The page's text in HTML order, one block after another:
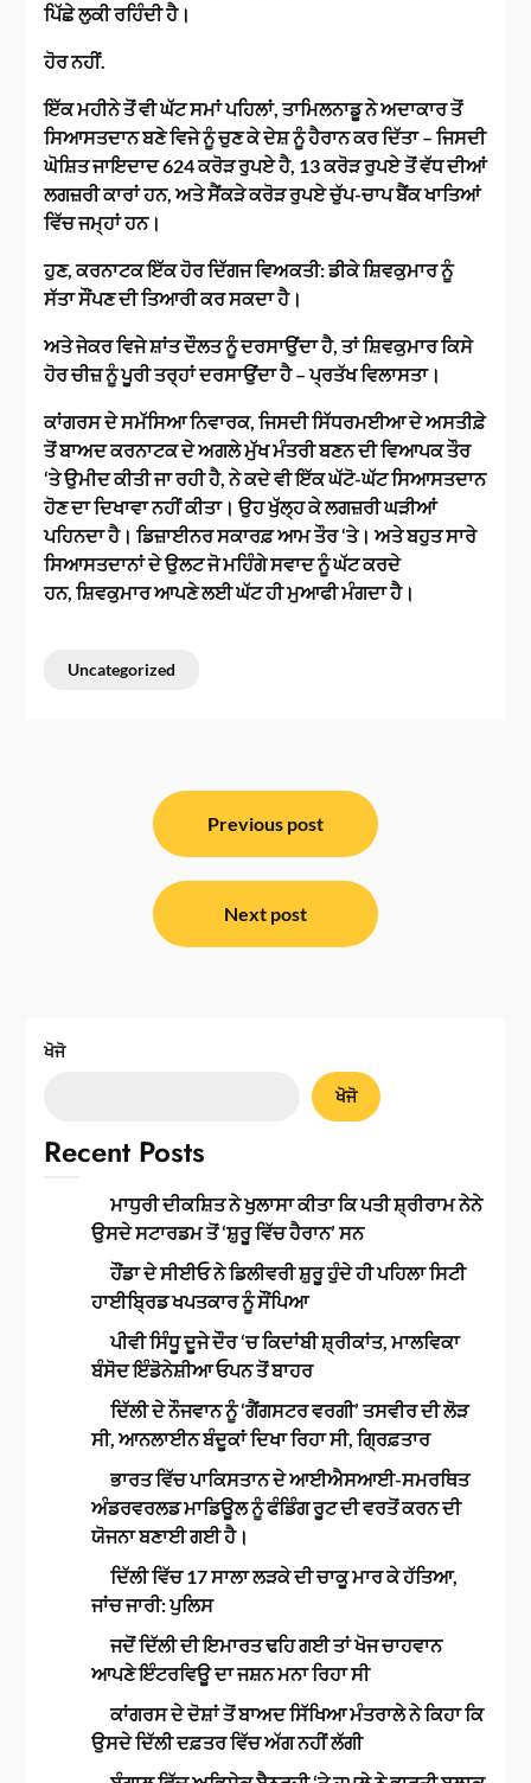
ਪਿੱਛੇ ਲੁਕੀ ਰਹਿੰਦੀ ਹੈ।
ਹੋਰ ਨਹੀਂ.
ਇੱਕ ਮਹੀਨੇ ਤੋਂ ਵੀ ਘੱਟ ਸਮਾਂ ਪਹਿਲਾਂ, ਤਾਮਿਲਨਾਡੂ ਨੇ ਅਦਾਕਾਰ ਤੋਂ
ਸਿਆਸਤਦਾਨ ਬਣੇ ਵਿਜੇ ਨੂੰ ਚੁਣ ਕੇ ਦੇਸ਼ ਨੂੰ ਹੈਰਾਨ ਕਰ ਦਿੱਤਾ – ਜਿਸਦੀ
ਘੋਸ਼ਿਤ ਜਾਇਦਾਦ 624 ਕਰੋੜ ਰੁਪਏ ਹੈ, 13 ਕਰੋੜ ਰੁਪਏ ਤੋਂ ਵੱਧ ਦੀਆਂ
ਲਗਜ਼ਰੀ ਕਾਰਾਂ ਹਨ, ਅਤੇ ਸੈਂਕੜੇ ਕਰੋੜ ਰੁਪਏ ਚੁੱਪ-ਚਾਪ ਬੈਂਕ ਖਾਤਿਆਂ
ਵਿੱਚ ਜਮ੍ਹਾਂ ਹਨ।
ਹੁਣ, ਕਰਨਾਟਕ ਇੱਕ ਹੋਰ ਦਿੱਗਜ ਵਿਅਕਤੀ: ਡੀਕੇ ਸ਼ਿਵਕੁਮਾਰ ਨੂੰ
ਸੱਤਾ ਸੌਂਪਣ ਦੀ ਤਿਆਰੀ ਕਰ ਸਕਦਾ ਹੈ।
ਅਤੇ ਜੇਕਰ ਵਿਜੇ ਸ਼ਾਂਤ ਦੌਲਤ ਨੂੰ ਦਰਸਾਉਂਦਾ ਹੈ, ਤਾਂ ਸ਼ਿਵਕੁਮਾਰ ਕਿਸੇ
ਹੋਰ ਚੀਜ਼ ਨੂੰ ਪੂਰੀ ਤਰ੍ਹਾਂ ਦਰਸਾਉਂਦਾ ਹੈ – ਪ੍ਰਤੱਖ ਵਿਲਾਸਤਾ।
ਕਾਂਗਰਸ ਦੇ ਸਮੱਸਿਆ ਨਿਵਾਰਕ, ਜਿਸਦੀ ਸਿੱਧਰਮਈਆ ਦੇ ਅਸਤੀਫ਼ੇ
ਤੋਂ ਬਾਅਦ ਕਰਨਾਟਕ ਦੇ ਅਗਲੇ ਮੁੱਖ ਮੰਤਰੀ ਬਣਨ ਦੀ ਵਿਆਪਕ ਤੌਰ
‘ਤੇ ਉਮੀਦ ਕੀਤੀ ਜਾ ਰਹੀ ਹੈ, ਨੇ ਕਦੇ ਵੀ ਇੱਕ ਘੱਟੋ-ਘੱਟ ਸਿਆਸਤਦਾਨ
ਹੋਣ ਦਾ ਦਿਖਾਵਾ ਨਹੀਂ ਕੀਤਾ। ਉਹ ਖੁੱਲ੍ਹ ਕੇ ਲਗਜ਼ਰੀ ਘੜੀਆਂ
ਪਹਿਨਦਾ ਹੈ। ਡਿਜ਼ਾਈਨਰ ਸਕਾਰਫ਼ ਆਮ ਤੌਰ ‘ਤੇ। ਅਤੇ ਬਹੁਤ ਸਾਰੇ
ਸਿਆਸਤਦਾਨਾਂ ਦੇ ਉਲਟ ਜੋ ਮਹਿੰਗੇ ਸਵਾਦ ਨੂੰ ਘੱਟ ਕਰਦੇ
ਹਨ, ਸ਼ਿਵਕੁਮਾਰ ਆਪਣੇ ਲਈ ਘੱਟ ਹੀ ਮੁਆਫੀ ਮੰਗਦਾ ਹੈ।
Uncategorized
Previous post
Next post
ਖੋਜੋ
ਖੋਜੋ
Recent Posts
ਮਾਧੁਰੀ ਦੀਕਸ਼ਿਤ ਨੇ ਖੁਲਾਸਾ ਕੀਤਾ ਕਿ ਪਤੀ ਸ਼੍ਰੀਰਾਮ ਨੇਨੇ
ਉਸਦੇ ਸਟਾਰਡਮ ਤੋਂ ‘ਸ਼ੁਰੂ ਵਿੱਚ ਹੈਰਾਨ’ ਸਨ
ਹੌਂਡਾ ਦੇ ਸੀਈਓ ਨੇ ਡਿਲੀਵਰੀ ਸ਼ੁਰੂ ਹੁੰਦੇ ਹੀ ਪਹਿਲਾ ਸਿਟੀ
ਹਾਈਬ੍ਰਿਡ ਖਪਤਕਾਰ ਨੂੰ ਸੌਂਪਿਆ
ਪੀਵੀ ਸਿੰਧੂ ਦੂਜੇ ਦੌਰ ‘ਚ ਕਿਦਾਂਬੀ ਸ਼੍ਰੀਕਾਂਤ, ਮਾਲਵਿਕਾ
ਬੰਸੋਦ ਇੰਡੋਨੇਸ਼ੀਆ ਓਪਨ ਤੋਂ ਬਾਹਰ
ਦਿੱਲੀ ਦੇ ਨੌਜਵਾਨ ਨੂੰ ‘ਗੈਂਗਸਟਰ ਵਰਗੀ’ ਤਸਵੀਰ ਦੀ ਲੋੜ
ਸੀ, ਆਨਲਾਈਨ ਬੰਦੂਕਾਂ ਦਿਖਾ ਰਿਹਾ ਸੀ, ਗ੍ਰਿਫ਼ਤਾਰ
ਭਾਰਤ ਵਿੱਚ ਪਾਕਿਸਤਾਨ ਦੇ ਆਈਐਸਆਈ-ਸਮਰਥਿਤ
ਅੰਡਰਵਰਲਡ ਮਾਡਿਊਲ ਨੂੰ ਫੰਡਿੰਗ ਰੂਟ ਦੀ ਵਰਤੋਂ ਕਰਨ ਦੀ
ਯੋਜਨਾ ਬਣਾਈ ਗਈ ਹੈ।
ਦਿੱਲੀ ਵਿੱਚ 17 ਸਾਲਾ ਲੜਕੇ ਦੀ ਚਾਕੂ ਮਾਰ ਕੇ ਹੱਤਿਆ,
ਜਾਂਚ ਜਾਰੀ: ਪੁਲਿਸ
ਜਦੋਂ ਦਿੱਲੀ ਦੀ ਇਮਾਰਤ ਢਹਿ ਗਈ ਤਾਂ ਖੋਜ ਚਾਹਵਾਨ
ਆਪਣੇ ਇੰਟਰਵਿਊ ਦਾ ਜਸ਼ਨ ਮਨਾ ਰਿਹਾ ਸੀ
ਕਾਂਗਰਸ ਦੇ ਦੋਸ਼ਾਂ ਤੋਂ ਬਾਅਦ ਸਿੱਖਿਆ ਮੰਤਰਾਲੇ ਨੇ ਕਿਹਾ ਕਿ
ਉਸਦੇ ਦਿੱਲੀ ਦਫ਼ਤਰ ਵਿੱਚ ਅੱਗ ਨਹੀਂ ਲੱਗੀ